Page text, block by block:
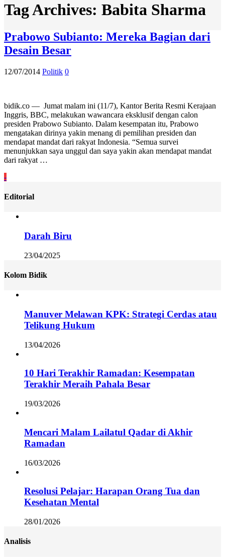
Tag Archives: Babita Sharma
Prabowo Subianto: Mereka Bagian dari
Desain Besar
12/07/2014 Politik 0
bidik.co — Jumat malam ini (11/7), Kantor Berita Resmi Kerajaan
Inggris, BBC, melakukan wawancara eksklusif dengan calon
presiden Prabowo Subianto. Dalam kesempatan itu, Prabowo
mengatakan dirinya yakin menang di pemilihan presiden dan
mendapat mandat dari rakyat Indonesia. “Semua survei
menunjukkan saya unggul dan saya yakin akan mendapat mandat
dari rakyat …
-
Editorial
Darah Biru
23/04/2025
Kolom Bidik
Manuver Melawan KPK: Strategi Cerdas atau
Telikung Hukum
13/04/2026
10 Hari Terakhir Ramadan: Kesempatan
Terakhir Meraih Pahala Besar
19/03/2026
Mencari Malam Lailatul Qadar di Akhir
Ramadan
16/03/2026
Resolusi Pelajar: Harapan Orang Tua dan
Kesehatan Mental
28/01/2026
Analisis